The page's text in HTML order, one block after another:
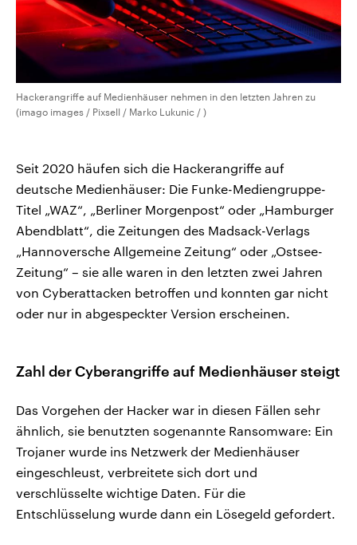
Hackerangriffe auf Medienhäuser nehmen in den letzten Jahren zu
(imago images / Pixsell / Marko Lukunic / )
Seit 2020 häufen sich die Hackerangriffe auf
deutsche Medienhäuser: Die Funke-Mediengruppe-
Titel „WAZ“, „Berliner Morgenpost“ oder „Hamburger
Abendblatt“, die Zeitungen des Madsack-Verlags
„Hannoversche Allgemeine Zeitung“ oder „Ostsee-
Zeitung“ – sie alle waren in den letzten zwei Jahren
von Cyberattacken betroffen und konnten gar nicht
oder nur in abgespeckter Version erscheinen.
Zahl der Cyberangriffe auf Medienhäuser steigt
Das Vorgehen der Hacker war in diesen Fällen sehr
ähnlich, sie benutzten sogenannte Ransomware: Ein
Trojaner wurde ins Netzwerk der Medienhäuser
eingeschleust, verbreitete sich dort und
verschlüsselte wichtige Daten. Für die
Entschlüsselung wurde dann ein Lösegeld gefordert.